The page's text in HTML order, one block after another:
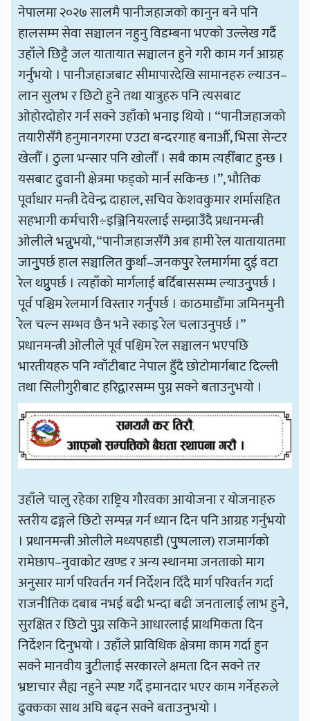
नेपालमा २०२७ सालमै पानीजहाजको कानुन बने पनि
हालसम्म सेवा सञ्चालन नहुनु विडम्बना भएको उल्लेख गर्दै
उहाँले छिट्टै जल यातायात सञ्चालन हुने गरी काम गर्न आग्रह
गर्नुभयो । पानीजहाजबाट सीमापारदेखि सामानहरु ल्याउन–
लान सुलभ र छिटो हुने तथा यात्रुहरु पनि त्यसबाट
ओहोरदोहोर गर्न सक्ने उहाँको भनाइ थियो । “पानीजहाजको
तयारीसँगै हनुमानगरमा एउटा बन्दरगाह बनाऔँ, भिसा सेन्टर
खेलौँ । ठुला भन्सार पनि खोलौँ । सबै काम त्यहीँबाट हुन्छ ।
यसबाट ढुवानी क्षेत्रमा फड्को मार्न सकिन्छ ।”, भौतिक
पूर्वाधार मन्त्री देवेन्द्र दाहाल, सचिव केशवकुमार शर्मासहित
सहभागी कर्मचारी÷इञ्जिनियरलाई सम्झाउँदै प्रधानमन्त्री
ओलीले भन्नुुभयो, “पानीजहाजसँगै अब हामी रेल यातायातमा
जानुुपर्छ हाल सञ्चालित कुुर्था–जनकपुुर रेलमार्गमा दुई वटा
रेल थप्नुुपर्छ । त्यहाँको मार्गलाई बर्दिबाससम्म ल्याउनुुपर्छ ।
पूर्व पश्चिम रेलमार्ग विस्तार गर्नुपर्छ । काठमाडौँमा जमिनमुनी
रेल चल्न सम्भव छैन भने स्काइ रेल चलाउनुपर्छ ।’’
प्रधानमन्त्री ओलीले पूर्व पश्चिम रेल सञ्चालन भएपछि
भारतीयहरु पनि ग्वाँटीबाट नेपाल हुँदै छोटोमार्गबाट दिल्ली
तथा सिलीगुरीबाट हरिद्वारसम्म पुग्न सक्ने बताउनुभयो ।
उहाँले चालु रहेका राष्ट्रिय गौरवका आयोजना र योजनाहरु
स्तरीय ढङ्गले छिटो सम्पन्न गर्न ध्यान दिन पनि आग्रह गर्नुभयो
। प्रधानमन्त्री ओलीले मध्यपहाडी (पुुष्पलाल) राजमार्गको
रामेछाप–नुवाकोट खण्ड र अन्य स्थानमा जनताको माग
अनुसार मार्ग परिवर्तन गर्न निर्देशन दिँदै मार्ग परिवर्तन गर्दा
राजनीतिक दबाब नभई बढी भन्दा बढी जनतालाई लाभ हुने,
सुरक्षित र छिटो पुुग्न सकिने आधारलाई प्राथमिकता दिन
निर्देशन दिनुभयो । उहाँले प्राविधिक क्षेत्रमा काम गर्दा हुन
सक्ने मानवीय त्रुुटीलाई सरकारले क्षमता दिन सक्ने तर
भ्रष्टाचार सैह्य नहुने स्पष्ट गर्दै इमानदार भएर काम गर्नेहरुले
ढुक्कका साथ अघि बढ्न सक्ने बताउनुभयो ।